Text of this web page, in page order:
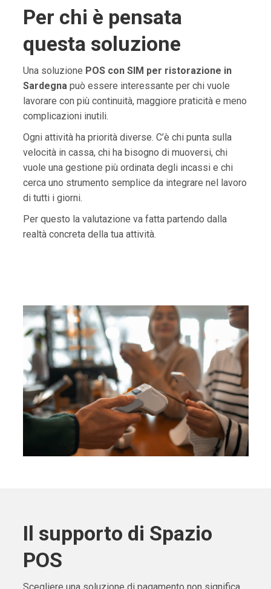
Per chi è pensata
questa soluzione
Una soluzione POS con SIM per ristorazione in
Sardegnapuò essere interessante per chi vuole
lavorare con più continuità, maggiore praticità e meno
complicazioni inutili.
Ogni attività ha priorità diverse. C’è chi punta sulla
velocità in cassa, chi ha bisogno di muoversi, chi
vuole una gestione più ordinata degli incassi e chi
cerca uno strumento semplice da integrare nel lavoro
di tutti i giorni.
Per questo la valutazione va fatta partendo dalla
realtà concreta della tua attività.
Il supporto di Spazio
POS